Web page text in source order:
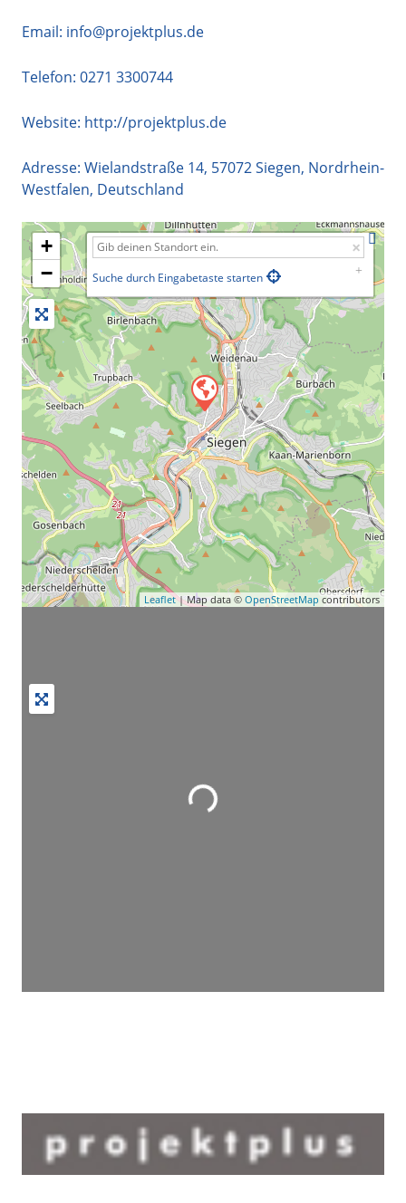
Email: info@projektplus.de
Telefon: 0271 3300744
Website: http://projektplus.de
Adresse: Wielandstraße 14, 57072Siegen, Nordrhein-
Westfalen, Deutschland
+
−
Suche durch Eingabetaste starten
Leaflet| Map data © OpenStreetMap contributors
Wird geladen …